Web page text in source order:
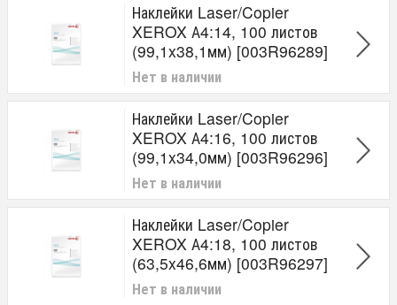
Наклейки Laser/Copier
XEROX А4:14, 100 листов
(99,1x38,1мм) [003R96289]
Нет в наличии
Наклейки Laser/Copier
XEROX А4:16, 100 листов
(99,1x34,0мм) [003R96296]
Нет в наличии
Наклейки Laser/Copier
XEROX А4:18, 100 листов
(63,5x46,6мм) [003R96297]
Нет в наличии